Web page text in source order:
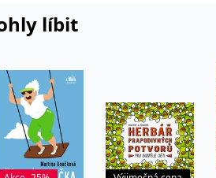
líbit
napříč požadavky na stránku.
jedinečnou hodnotu pro každou navštívenou
umožnil sdílení mediálního obsahu na sociálních
sdílení obsahu webových stránek z navštívené
vizuálního motivu pro zajištění správného
stránky, ukládá kombinaci kódů jazyků a zemí
Vyprší
1 rok
1 rok